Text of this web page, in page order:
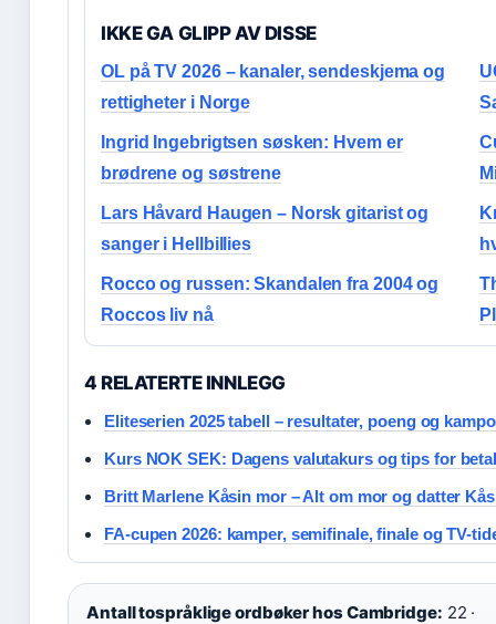
IKKE GA GLIPP AV DISSE
OL på TV 2026 – kanaler, sendeskjema og
rettigheter i Norge
Ingrid Ingebrigtsen søsken: Hvem er
brødrene og søstrene
Lars Håvard Haugen – Norsk gitarist og
sanger i Hellbillies
Rocco og russen: Skandalen fra 2004 og
Roccos liv nå
4 RELATERTE INNLEGG
Eliteserien 2025 tabell – resultater, poeng og
Kurs NOK SEK: Dagens valutakurs og tips for
Britt Marlene Kåsin mor – Alt om mor og datter
FA-cupen 2026: kamper, semifinale, finale og TV-
Antall tospråklige ordbøker hos Cambridge: 22 ·